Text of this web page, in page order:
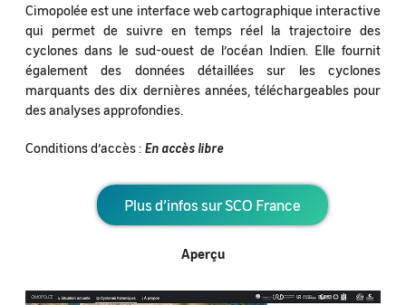
Cimopolée est une interface web cartographique interactive
qui permet de suivre en temps réel la trajectoire des
cyclones dans le sud-ouest de l’océan Indien. Elle fournit
également des données détaillées sur les cyclones
marquants des dix dernières années, téléchargeables pour
des analyses approfondies.
Conditions d’accès : En accès libre
Plus d’infos sur SCO France
Aperçu